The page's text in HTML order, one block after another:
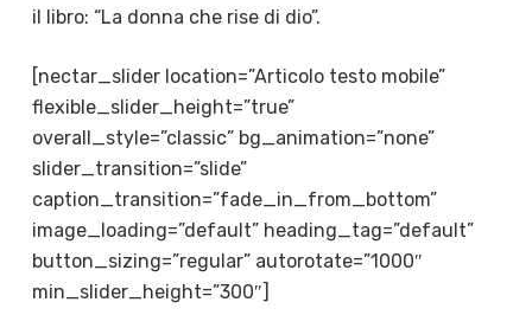
il libro: “La donna che rise di dio”.
[nectar_slider location=”Articolo testo mobile”
flexible_slider_height=”true”
overall_style=”classic” bg_animation=”none”
slider_transition=”slide”
caption_transition=”fade_in_from_bottom”
image_loading=”default” heading_tag=”default”
button_sizing=”regular” autorotate=”1000″
min_slider_height=”300″]